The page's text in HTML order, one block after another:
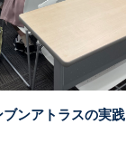
ンアトラスの実践